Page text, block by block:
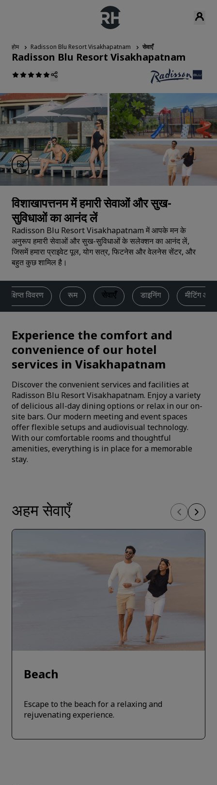
होम Radisson Blu Resort Visakhapatnam सेवाएँ
Radisson Blu Resort Visakhapatnam
विशाखापत्तनम में हमारी सेवाओं और सुख-
सुविधाओं का आनंद लें
Radisson Blu Resort Visakhapatnam में आपके मन के
अनुरूप हमारी सेवाओं और सुख-सुविधाओं के सलेक्शन का आनंद लें,
जिसमें हमारा प्राइवेट पूल, योग सत्र, फिटनेस और वेलनेस सेंटर, और
बहुत कुछ शामिल है।
संक्षिप्त विवरण रूम सेवाएँ डाइनिंग मीटिंग और
Experience the comfort and
convenience of our hotel
services in Visakhapatnam
Discover the convenient services and facilities at
Radisson Blu Resort Visakhapatnam. Enjoy a variety
of delicious all-day dining options or relax in our on-
site bars. Our modern meeting and event spaces
offer flexible setups and audiovisual technology.
With our comfortable rooms and thoughtful
amenities, everything is in place for a memorable
stay.
अहम सेवाएँ
Beach
Escape to the beach for a relaxing and
rejuvenating experience.